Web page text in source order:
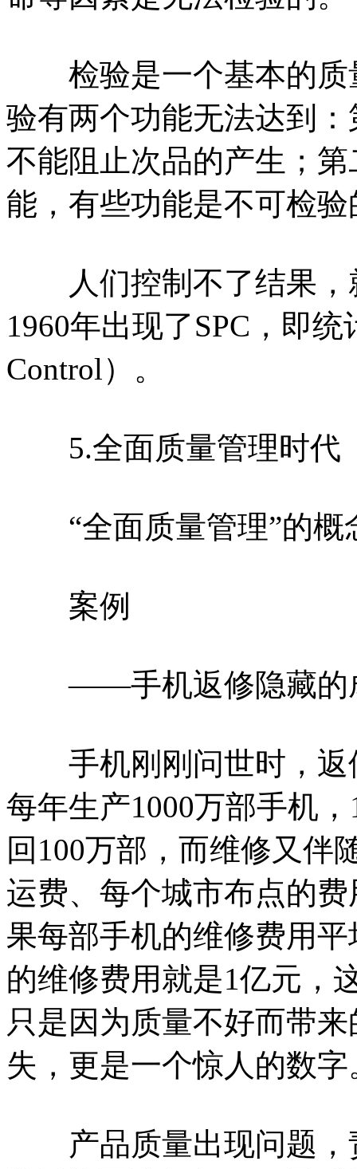
检验是一个基本的质
验有两个功能无法达到
不能阻止次品的产生；
能，有些功能是不可检验
人们控制不了结果，
1960年出现了SPC，即统
Control）。
5.全面质量管理时代
“全面质量管理”的概
案例
——手机返修隐藏
手机刚刚问世时，返
每年生产1000万部手机
回100万部，而维修又伴
运费、每个城市布点的
果每部手机的维修费用
的维修费用就是1亿元，
只是因为质量不好而带
失，更是一个惊人的数字
产品质量出现问题，